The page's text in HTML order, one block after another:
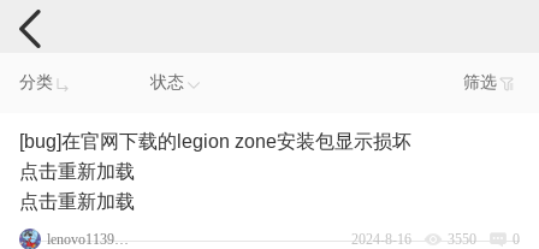
电脑反馈
分类 状态 筛选
[bug]在官网下载的legion zone安装包显示损坏
点击重新加载
点击重新加载
lenovo113915247 2024-8-16 3550 0